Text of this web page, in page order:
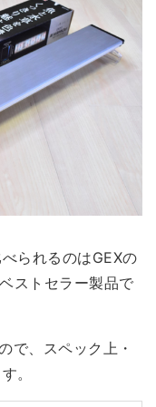
られるのはGEXの
ストセラー製品で
で、スペック上・
。